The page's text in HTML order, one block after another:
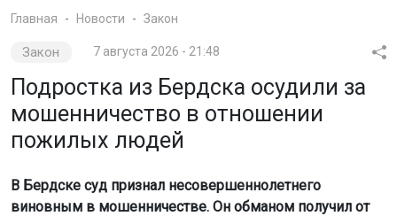
Главная Новости Закон
Закон 7 августа 2026 - 21:48
Подростка из Бердска осудили за
мошенничество в отношении
пожилых людей
В Бердске суд признал несовершеннолетнего
виновным в мошенничестве. Он обманом получил от